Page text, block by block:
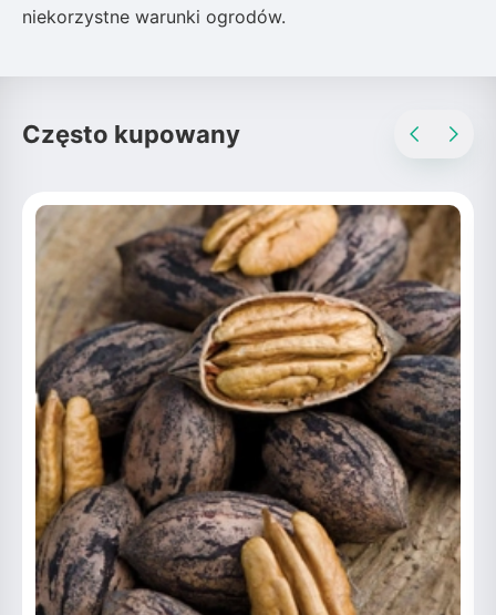
niekorzystne warunki ogrodów.
Często kupowany